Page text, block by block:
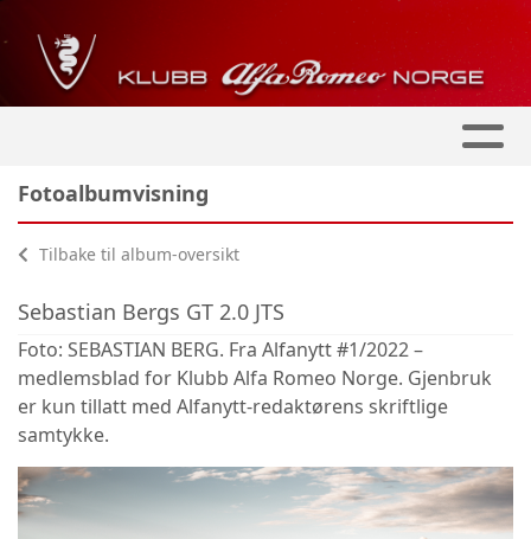
Fotoalbumvisning
Tilbake til album-oversikt
Sebastian Bergs GT 2.0 JTS
Foto: SEBASTIAN BERG. Fra Alfanytt #1/2022 –
medlemsblad for Klubb Alfa Romeo Norge. Gjenbruk
er kun tillatt med Alfanytt-redaktørens skriftlige
samtykke.